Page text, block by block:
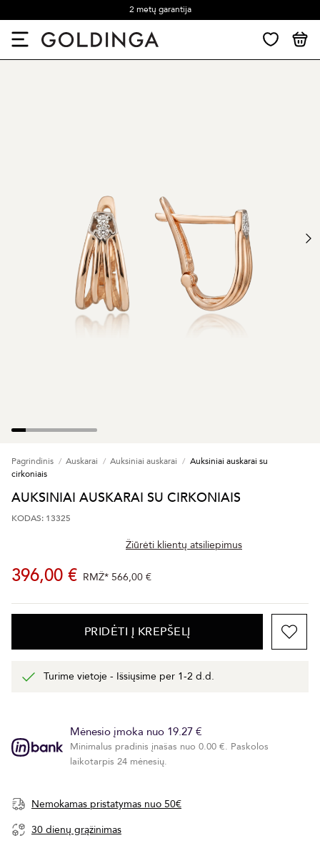
2 metų garantija
Pagrindinis Auskarai Auksiniai auskarai
Auksiniai auskarai su
cirkoniais
AUKSINIAI AUSKARAI SU CIRKONIAIS
KODAS: 13325
Žiūrėti klientų atsiliepimus
396,00 € RMŽ* 566,00 €
PRIDĖTI Į KREPŠELĮ
Turime vietoje - Išsiųsime per 1-2 d.d.
Mėnesio įmoka nuo 19.27 €
Minimalus pradinis įnašas nuo 0.00 €. Paskolos
laikotarpis 24 mėnesių.
Nemokamas pristatymas nuo 50€
30 dienų grąžinimas